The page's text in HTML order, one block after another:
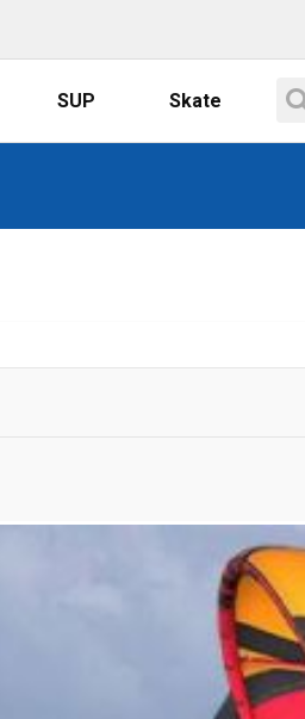
SUP Skate